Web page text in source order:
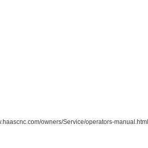
owners/Service/operators-manual.html